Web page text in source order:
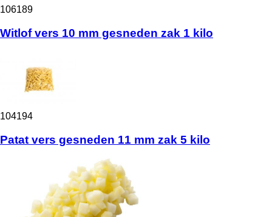
106189
Witlof vers 10 mm gesneden zak 1 kilo
104194
Patat vers gesneden 11 mm zak 5 kilo